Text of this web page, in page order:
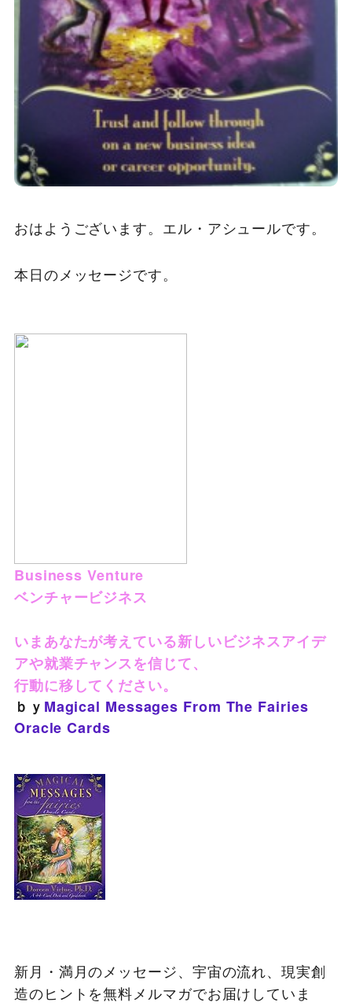
おはようございます。エル・アシュールです。
本日のメッセージです。
Business Venture
ベンチャービジネス
いまあなたが考えている新しいビジネスアイデ
アや就業チャンスを信じて、
行動に移してください。
ｂｙ Magical Messages From The Fairies
Oracle Cards
新月・満月のメッセージ、宇宙の流れ、現実創
造のヒントを無料メルマガでお届けしていま